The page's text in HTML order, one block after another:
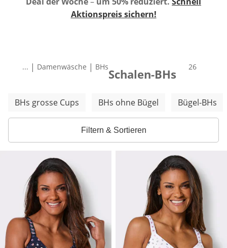
Aktionspreis sichern!
... | Damenwäsche | BHsSchalen-BHs Produkte
26
Weitere Kategorien überspringen
BHs grosse Cups BHs ohne Bügel Bügel-BHs
Filtern & Sortieren